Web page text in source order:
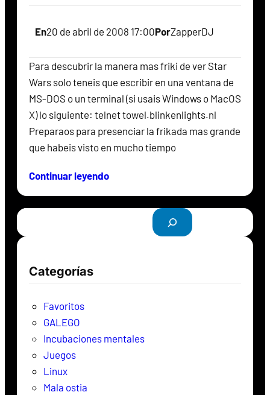
En20 de abril de 2008 17:00PorZapperDJ
Para descubrir la manera mas friki de ver Star
Wars solo teneis que escribir en una ventana de
MS-DOS o un terminal (si usais Windows o MacOS
X) lo siguiente: telnet towel.blinkenlights.nl
Preparaos para presenciar la frikada mas grande
que habeis visto en mucho tiempo
Continuar leyendo
B
u
s
Categorías
Favoritos
GALEGO
Incubaciones mentales
Juegos
Linux
Mala ostia